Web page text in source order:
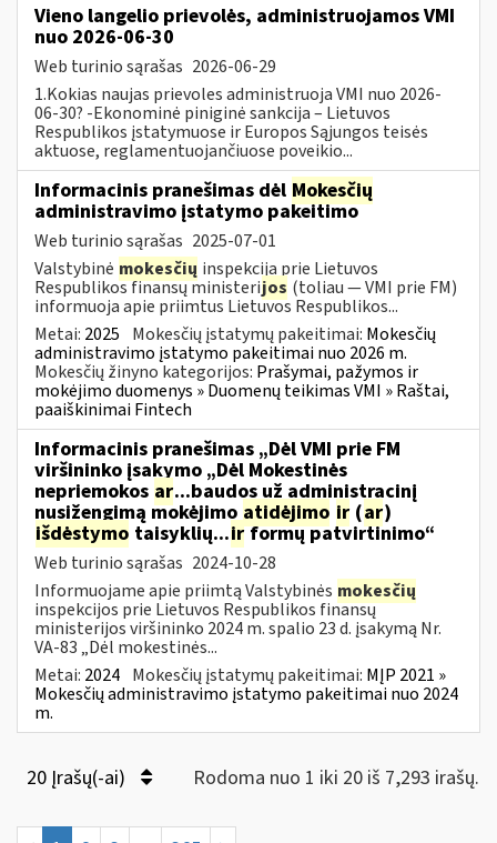
Vieno langelio prievolės, administruojamos VMI
nuo 2026-06-30
Web turinio sąrašas 2026-06-29
1.Kokias naujas prievoles administruoja VMI nuo 2026-
06-30? -Ekonominė piniginė sankcija – Lietuvos
Respublikos įstatymuose ir Europos Sąjungos teisės
aktuose, reglamentuojančiuose poveikio...
Informacinis pranešimas dėl Mokesčių
administravimo įstatymo pakeitimo
Web turinio sąrašas 2025-07-01
Valstybinė mokesčių inspekcija prie Lietuvos
Respublikos finansų ministerijos (toliau — VMI prie FM)
informuoja apie priimtus Lietuvos Respublikos...
Metai: 2025 Mokesčių įstatymų pakeitimai: Mokesčių
administravimo įstatymo pakeitimai nuo 2026 m.
Mokesčių žinyno kategorijos: Prašymai, pažymos ir
mokėjimo duomenys » Duomenų teikimas VMI » Raštai,
paaiškinimai Fintech
Informacinis pranešimas „Dėl VMI prie FM
viršininko įsakymo „Dėl Mokestinės
nepriemokos ar...baudos už administracinį
nusižengimą mokėjimo atidėjimo ir (ar)
išdėstymo taisyklių...irformų patvirtinimo“
Web turinio sąrašas 2024-10-28
Informuojame apie priimtą Valstybinės mokesčių
inspekcijos prie Lietuvos Respublikos finansų
ministerijos viršininko 2024 m. spalio 23 d. įsakymą Nr.
VA-83 „Dėl mokestinės...
Metai: 2024 Mokesčių įstatymų pakeitimai: MĮP 2021 »
Mokesčių administravimo įstatymo pakeitimai nuo 2024
m.
20 Įrašų(-ai) Rodoma nuo 1 iki 20 iš 7,293 irašų.